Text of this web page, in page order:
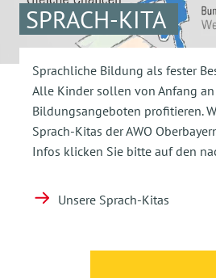
SPRACH-KITA
Sprachliche Bildung als fester
Alle Kinder sollen von Anfang
Bildungsangeboten profitieren.
Sprach-Kitas der AWO
Infos klicken Sie bitte auf den
Unsere Sprach-Kitas